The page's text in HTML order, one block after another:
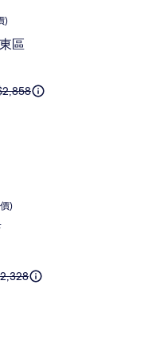
)，卓越，(894 則評價)
)
區
區
)，優異，(1,760 則評價)
)